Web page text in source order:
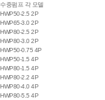
수중펌프 각 모델
HWP50-2.5 2P
HWP65-3.0 2P
HWP80-2.5 2P
HWP80-3.0 2P
HWP50-0.75 4P
HWP50-1.5 4P
HWP80-1.5 4P
HWP80-2.2 4P
HWP80-4.0 4P
HWP80-5.5 4P